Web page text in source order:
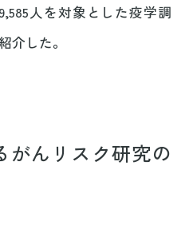
人を対象とした疫学調
介した。
がんリスク研究の